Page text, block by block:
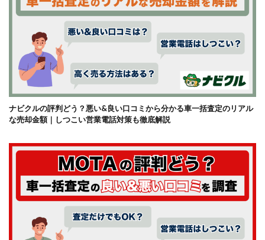
ナビクルの評判どう？悪い&良い口コミから分かる車一括査定のリアル
な売却金額｜しつこい営業電話対策も徹底解説